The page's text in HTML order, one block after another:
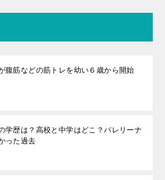
腹筋などの筋トレを幼い６歳から開始
学歴は？高校と中学はどこ？バレリーナ
った過去